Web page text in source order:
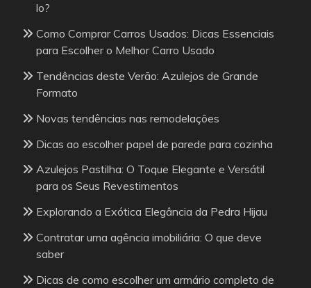
lo?
Como Comprar Carros Usados: Dicas Essenciais
para Escolher o Melhor Carro Usado
Tendências deste Verão: Azulejos de Grande
Formato
Novas tendências nas remodelações
Dicas ao escolher papel de parede para cozinha
Azulejos Pastilha: O Toque Elegante e Versátil
para os Seus Revestimentos
Explorando a Exótica Elegância da Pedra Hijau
Contratar uma agência imobiliária: O que deve
saber
Dicas de como escolher um armário completo de